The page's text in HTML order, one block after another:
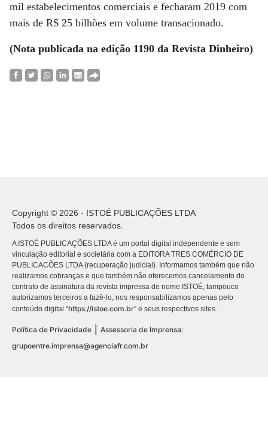
mil estabelecimentos comerciais e fecharam 2019 com
mais de R$ 25 bilhões em volume transacionado.
(Nota publicada na edição 1190 da Revista Dinheiro)
Copyright © 2026 - ISTOÉ PUBLICAÇÕES LTDA
Todos os direitos reservados.
A ISTOÉ PUBLICAÇÕES LTDA é um portal digital independente e sem
vinculação editorial e societária com a EDITORA TRES COMÉRCIO DE
PUBLICACÕES LTDA (recuperação judicial). Informamos também que não
realizamos cobranças e que também não oferecemos cancelamento do
contrato de assinatura da revista impressa de nome ISTOÉ, tampouco
autorizamos terceiros a fazê-lo, nos responsabilizamos apenas pelo
conteúdo digital “https://istoe.com.br” e seus respectivos sites.
Política de Privacidade
Assessoria de Imprensa:
grupoentre.imprensa@agenciafr.com.br